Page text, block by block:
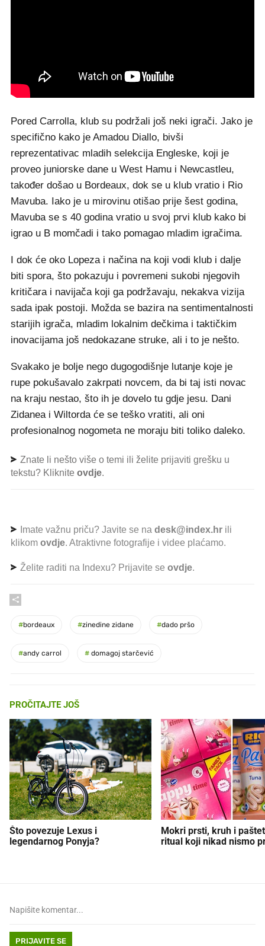
Pored Carrolla, klub su podržali još neki igrači. Jako je
specifično kako je Amadou Diallo, bivši
reprezentativac mladih selekcija Engleske, koji je
proveo juniorske dane u West Hamu i Newcastleu,
također došao u Bordeaux, dok se u klub vratio i Rio
Mavuba. Iako je u mirovinu otišao prije šest godina,
Mavuba se s 40 godina vratio u svoj prvi klub kako bi
igrao u B momčadi i tako pomagao mladim igračima.
I dok će oko Lopeza i načina na koji vodi klub i dalje
biti spora, što pokazuju i povremeni sukobi njegovih
kritičara i navijača koji ga podržavaju, nekakva vizija
sada ipak postoji. Možda se bazira na sentimentalnosti
starijih igrača, mladim lokalnim dečkima i taktičkim
inovacijama još nedokazane struke, ali i to je nešto.
Svakako je bolje nego dugogodišnje lutanje koje je
rupe pokušavalo zakrpati novcem, da bi taj isti novac
na kraju nestao, što ih je dovelo tu gdje jesu. Dani
Zidanea i Wiltorda će se teško vratiti, ali oni
profesionalnog nogometa ne moraju biti toliko daleko.
Znate li nešto više o temi ili želite prijaviti grešku u
tekstu? Kliknite ovdje.
Imate važnu priču? Javite se na desk@index.hr ili
klikom ovdje. Atraktivne fotografije i videe plaćamo.
Želite raditi na Indexu? Prijavite se ovdje.
#bordeaux #zinedine zidane #dado pršo
#andy carrol # domagoj starčević
PROČITAJTE JOŠ
Što povezuje Lexus i
legendarnog Ponyja?
Mokri prsti, kruh i
ritual koji nikad nismo
PRIJAVITE SE